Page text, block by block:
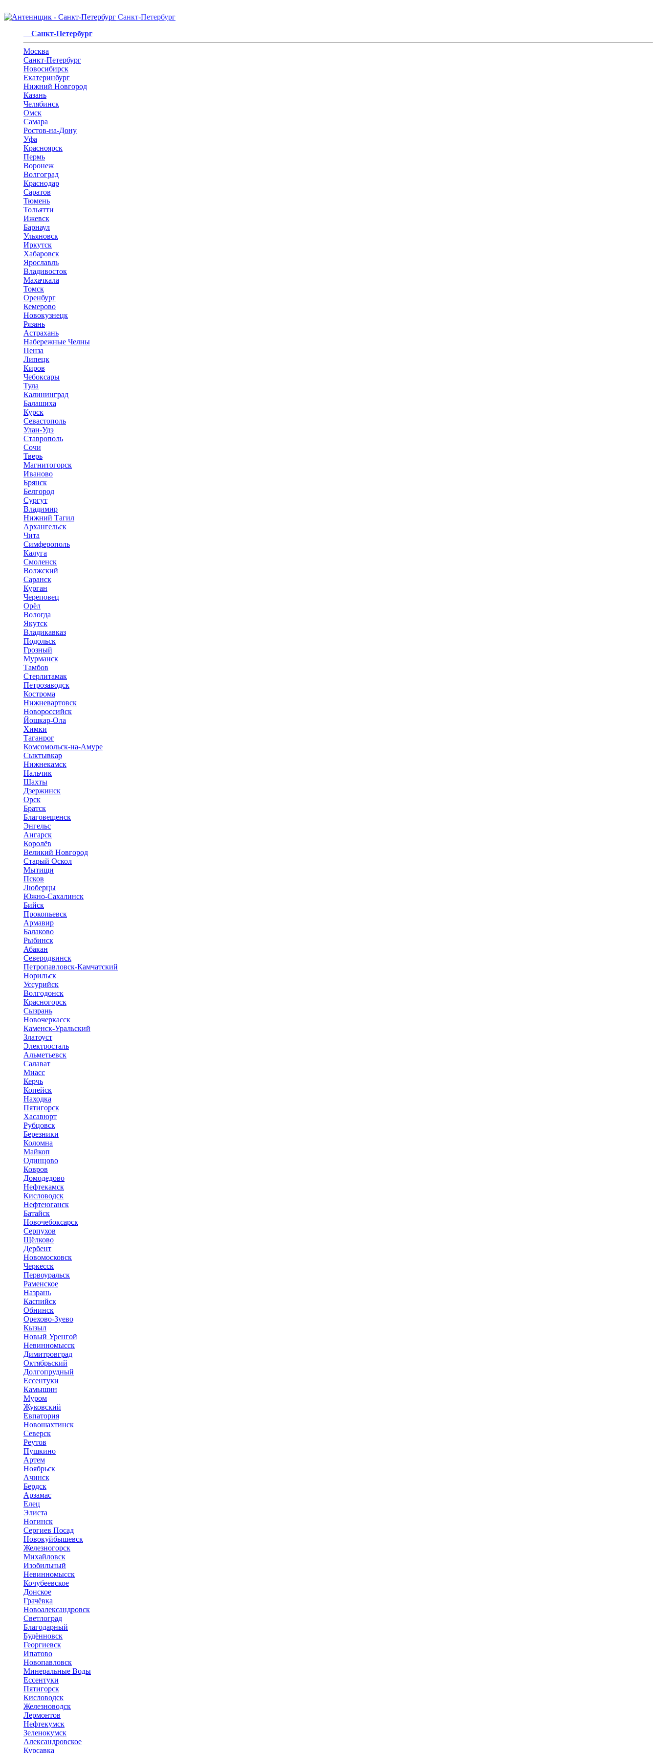
Санкт-Петербург
Санкт-Петербург
Москва
Санкт-Петербург
Новосибирск
Екатеринбург
Нижний Новгород
Казань
Челябинск
Омск
Самара
Ростов-на-Дону
Уфа
Красноярск
Пермь
Воронеж
Волгоград
Краснодар
Саратов
Тюмень
Тольятти
Ижевск
Барнаул
Ульяновск
Иркутск
Хабаровск
Ярославль
Владивосток
Махачкала
Томск
Оренбург
Кемерово
Новокузнецк
Рязань
Астрахань
Набережные Челны
Пенза
Липецк
Киров
Чебоксары
Тула
Калининград
Балашиха
Курск
Севастополь
Улан-Удэ
Ставрополь
Сочи
Тверь
Магнитогорск
Иваново
Брянск
Белгород
Сургут
Владимир
Нижний Тагил
Архангельск
Чита
Симферополь
Калуга
Смоленск
Волжский
Саранск
Курган
Череповец
Орёл
Вологда
Якутск
Владикавказ
Подольск
Грозный
Мурманск
Тамбов
Стерлитамак
Петрозаводск
Кострома
Нижневартовск
Новороссийск
Йошкар-Ола
Химки
Таганрог
Комсомольск-на-Амуре
Сыктывкар
Нижнекамск
Нальчик
Шахты
Дзержинск
Орск
Братск
Благовещенск
Энгельс
Ангарск
Королёв
Великий Новгород
Старый Оскол
Мытищи
Псков
Люберцы
Южно-Сахалинск
Бийск
Прокопьевск
Армавир
Балаково
Рыбинск
Абакан
Северодвинск
Петропавловск-Камчатский
Норильск
Уссурийск
Волгодонск
Красногорск
Сызрань
Новочеркасск
Каменск-Уральский
Златоуст
Электросталь
Альметьевск
Салават
Миасс
Керчь
Копейск
Находка
Пятигорск
Хасавюрт
Рубцовск
Березники
Коломна
Майкоп
Одинцово
Ковров
Домодедово
Нефтекамск
Кисловодск
Нефтеюганск
Батайск
Новочебоксарск
Серпухов
Щёлково
Дербент
Новомосковск
Черкесск
Первоуральск
Раменское
Назрань
Каспийск
Обнинск
Орехово-Зуево
Кызыл
Новый Уренгой
Невинномысск
Димитровград
Октябрьский
Долгопрудный
Ессентуки
Камышин
Муром
Жуковский
Евпатория
Новошахтинск
Северск
Реутов
Пушкино
Артем
Ноябрьск
Ачинск
Бердск
Арзамас
Елец
Элиста
Ногинск
Сергиев Посад
Новокуйбышевск
Железногорск
Михайловск
Изобильный
Невинномысск
Кочубеевское
Донское
Грачёвка
Новоалександровск
Светлоград
Благодарный
Будённовск
Георгиевск
Ипатово
Новопавловск
Минеральные Воды
Ессентуки
Пятигорск
Кисловодск
Железноводск
Лермонтов
Нефтекумск
Зеленокумск
Александровское
Курсавка